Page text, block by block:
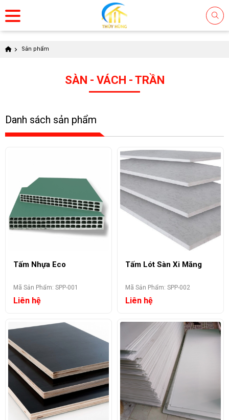
Sản phẩm
SÀN - VÁCH - TRẦN
Danh sách sản phẩm
Tấm Nhựa Eco
Mã Sản Phẩm: SPP-001
Liên hệ
Tấm Lót Sàn Xi Măng
Mã Sản Phẩm: SPP-002
Liên hệ